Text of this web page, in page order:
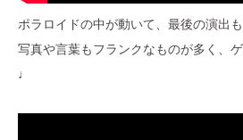
ポラロイドの中が動いて、最後の演出
写真や言葉もフランクなものが多く、
♩